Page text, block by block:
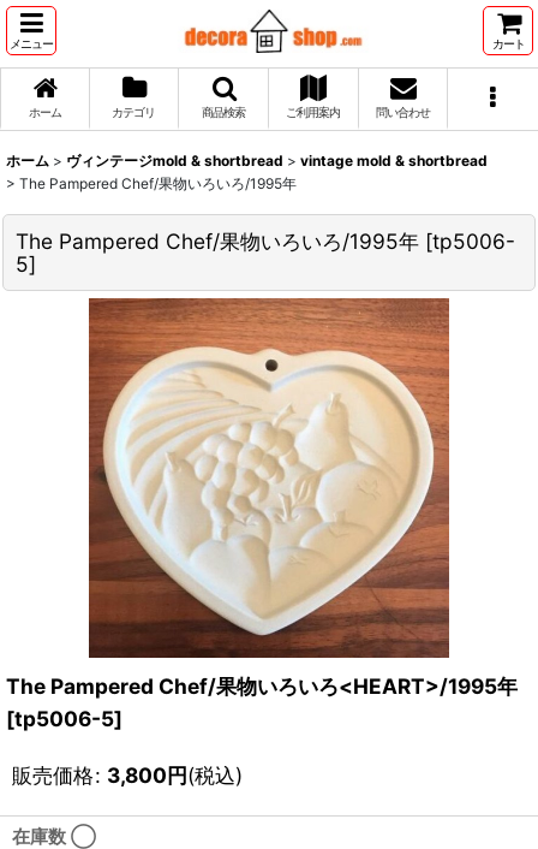
メニュー カート
ホーム カテゴリ 商品検索 ご利用案内 問い合わせ
ホーム > ヴィンテージmold & shortbread > vintage mold & shortbread
> The Pampered Chef/果物いろいろ/1995年
The Pampered Chef/果物いろいろ/1995年 [tp5006-
5]
The Pampered Chef/果物いろいろ<HEART>/1995年
[tp5006-5]
販売価格: 3,800円(税込)
在庫数 ◯